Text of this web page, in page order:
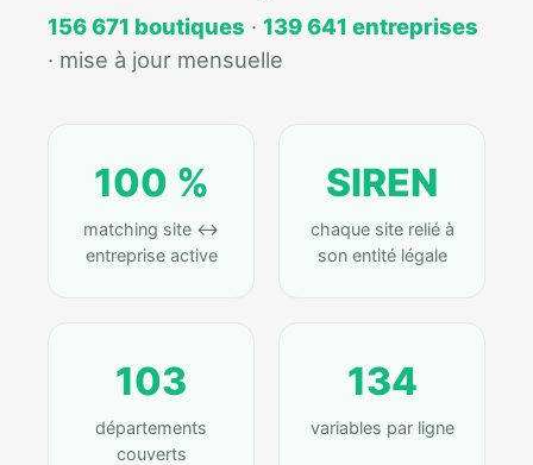
156 671 boutiques · 139 641 entreprises
· mise à jour mensuelle
100 %
matching site ↔
entreprise active
SIREN
chaque site relié à
son entité légale
103
départements
couverts
134
variables par ligne